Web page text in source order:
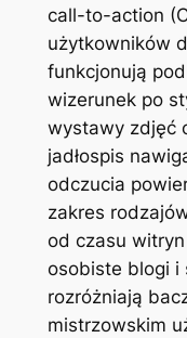
call-to-action
użytkowników
funkcjonują
wizerunek po
wystawy zdjęć
jadłospis
odczucia
zakres
od czasu
osobiste blogi i
rozróżniają
mistrzowskim